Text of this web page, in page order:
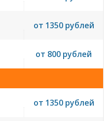
от 1350 рублей
от 800 рублей
от 1350 рублей